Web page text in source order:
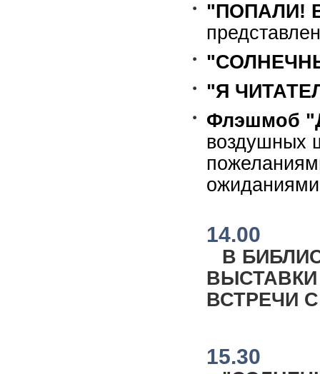
"ПОПАЛИ!
"Я
Флэшмоб
воздушных
14.00
В
ВСТРЕЧИ
15.30